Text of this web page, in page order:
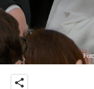
share